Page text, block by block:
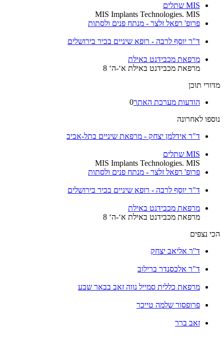
MIS שתלים
MIS Implants Technologies. MIS
פרופ' רפאל זלצר - מנתח פנים ולסתות
ד"ר יוסף לרבה - רופא שיניים בכיר בירושלים
מרפאת מכבידנט באילת
מרפאת מכבידנט באילת א‘-ה‘ 8
מדורי תוכן
הודעות מערכת האתר0
נוספו לאחרונה
ד"ר אידלמן יצחק - מרפאת שיניים בתל-אביב
MIS שתלים
MIS Implants Technologies. MIS
פרופ' רפאל זלצר - מנתח פנים ולסתות
ד"ר יוסף לרבה - רופא שיניים בכיר בירושלים
מרפאת מכבידנט באילת
מרפאת מכבידנט באילת א‘-ה‘ 8
הכי נצפים
ד''ר אליאב יצחק
ד"ר אלכסנדר ברילוב
מרפאת כללית סמייל נווה זאב בבאר שבע
פרופסור שלמה טייכר
זאב ברר